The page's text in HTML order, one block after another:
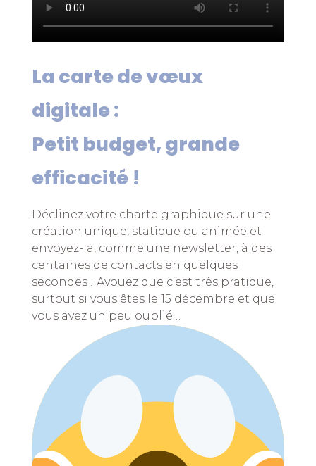
La carte de vœux
digitale :
Petit budget, grande
efficacité !
Déclinez votre charte graphique sur une
création unique, statique ou animée et
envoyez-la, comme une newsletter, à des
centaines de contacts en quelques
secondes ! Avouez que c’est très pratique,
surtout si vous êtes le 15 décembre et que
vous avez un peu oublié…